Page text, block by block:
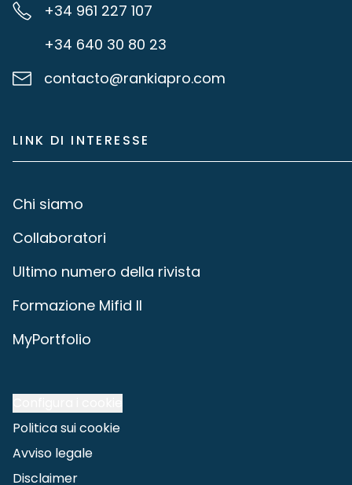
+34 961 227 107
+34 640 30 80 23
contacto@rankiapro.com
LINK DI INTERESSE
Chi siamo
Collaboratori
Ultimo numero della rivista
Formazione Mifid II
MyPortfolio
Politica sui cookie
Avviso legale
Disclaimer